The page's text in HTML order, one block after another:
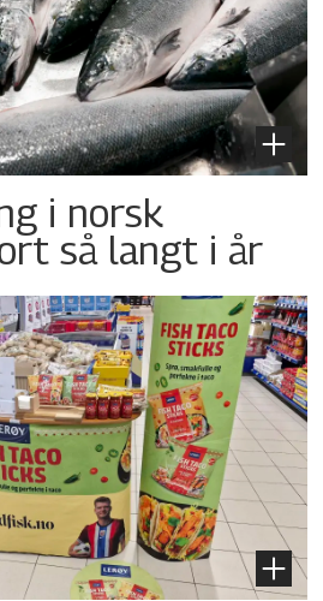
i norsk
så langt i år